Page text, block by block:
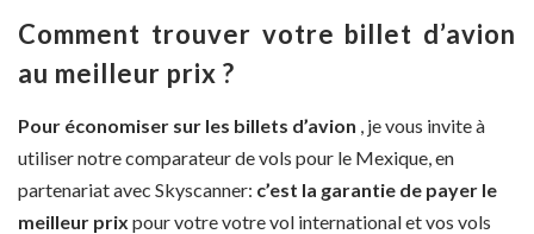
Comment trouver votre billet d’avion
au meilleur prix ?
Pour économiser sur les billets d’avion , je vous invite à
utiliser notre comparateur de vols pour le Mexique, en
partenariat avec Skyscanner: c’est la garantie de payer le
meilleur prix pour votre votre vol international et vos vols